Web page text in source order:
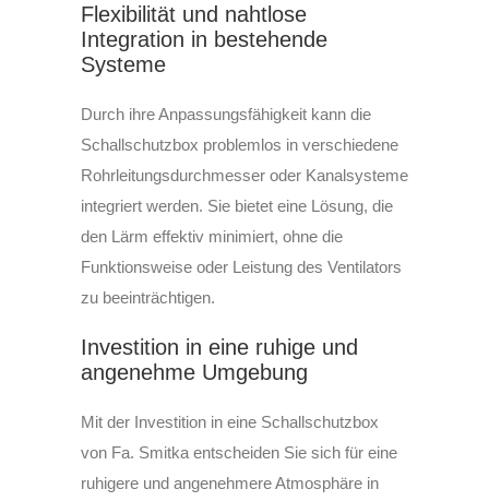
Flexibilität und nahtlose
Integration in bestehende
Systeme
Durch ihre Anpassungsfähigkeit kann die
Schallschutzbox problemlos in verschiedene
Rohrleitungsdurchmesser oder Kanalsysteme
integriert werden. Sie bietet eine Lösung, die
den Lärm effektiv minimiert, ohne die
Funktionsweise oder Leistung des Ventilators
zu beeinträchtigen.
Investition in eine ruhige und
angenehme Umgebung
Mit der Investition in eine Schallschutzbox
von Fa. Smitka entscheiden Sie sich für eine
ruhigere und angenehmere Atmosphäre in